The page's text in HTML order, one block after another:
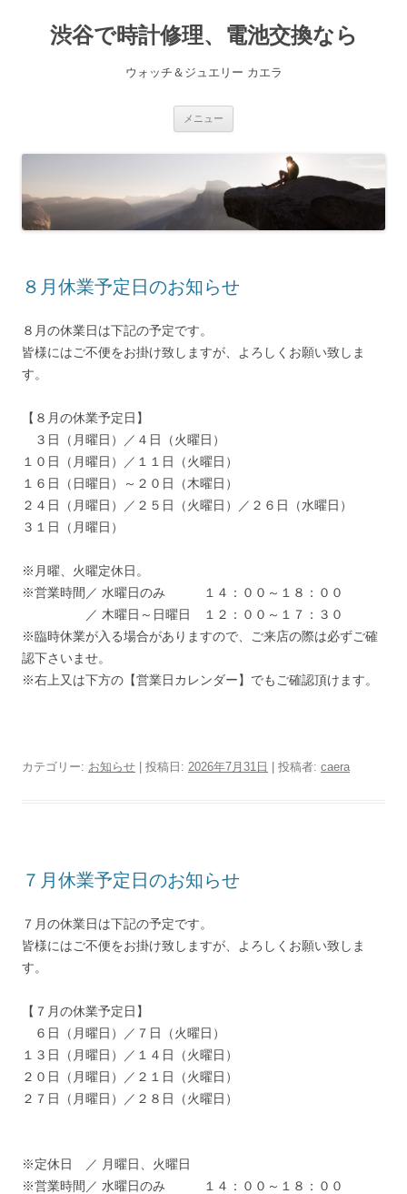
渋谷で時計修理、電池交換なら
ウォッチ＆ジュエリー カエラ
メニュー
ス
キ
プ
８月休業予定日のお知らせ
８月の休業日は下記の予定です。
皆様にはご不便をお掛け致しますが、よろしくお願い致しま
す。
【８月の休業予定日】
３日（月曜日）／４日（火曜日）
１０日（月曜日）／１１日（火曜日）
１６日（日曜日）～２０日（木曜日）
２４日（月曜日）／２５日（火曜日）／２６日（水曜日）
３１日（月曜日）
※月曜、火曜定休日。
※営業時間／ 水曜日のみ １４：００～１８：００
／ 木曜日～日曜日 １２：００～１７：３０
※臨時休業が入る場合がありますので、ご来店の際は必ずご確
認下さいませ。
※右上又は下方の【営業日カレンダー】でもご確認頂けます。
カテゴリー: お知らせ | 投稿日: 2026年7月31日 投稿者: caera
７月休業予定日のお知らせ
７月の休業日は下記の予定です。
皆様にはご不便をお掛け致しますが、よろしくお願い致しま
す。
【７月の休業予定日】
６日（月曜日）／７日（火曜日）
１３日（月曜日）／１４日（火曜日）
２０日（月曜日）／２１日（火曜日）
２７日（月曜日）／２８日（火曜日）
※定休日 ／ 月曜日、火曜日
※営業時間／ 水曜日のみ １４：００～１８：００